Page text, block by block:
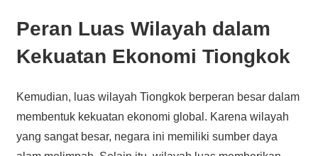
Peran Luas Wilayah dalam
Kekuatan Ekonomi Tiongkok
Kemudian, luas wilayah Tiongkok berperan besar dalam
membentuk kekuatan ekonomi global. Karena wilayah
yang sangat besar, negara ini memiliki sumber daya